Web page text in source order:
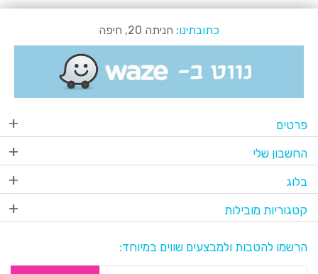
כתובתינו: חניתה 20, חיפה
פרטים
החשבון שלי
בלוג
קטגוריות מובילות
הרשמו להטבות ולמבצעים שווים במיוחד: